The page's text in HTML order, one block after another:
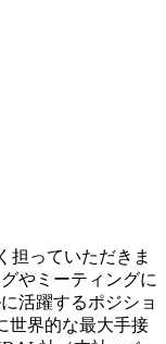
担っていただきま
やミーティングに
活躍するポジショ
世界的な最大手接